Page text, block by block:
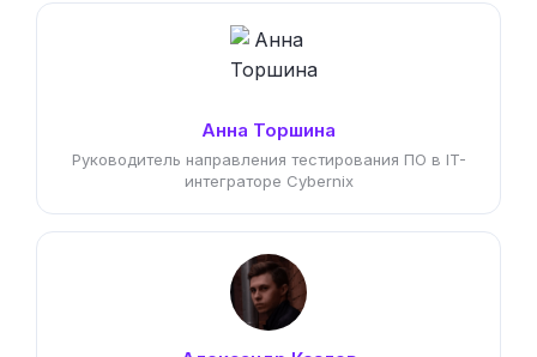
Анна Торшина
Руководитель направления тестирования ПО в IT-
интеграторе Cybernix